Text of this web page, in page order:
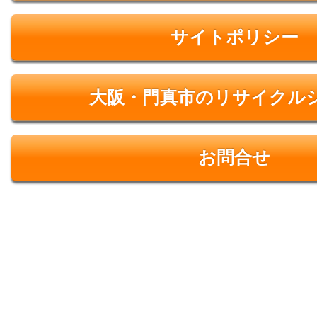
サイトポリシー
大阪・門真市のリサイクル
お問合せ